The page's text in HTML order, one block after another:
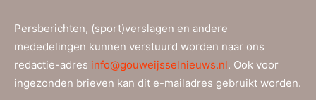
Persberichten, (sport)verslagen en andere
mededelingen kunnen verstuurd worden naar ons
redactie-adres info@gouweijsselnieuws.nl. Ook voor
ingezonden brieven kan dit e-mailadres gebruikt worden.